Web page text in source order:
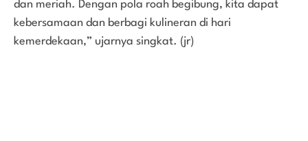
dan meriah. Dengan pola roah begibung, kita dapat
kebersamaan dan berbagi kulineran di hari
kemerdekaan,” ujarnya singkat. (jr)